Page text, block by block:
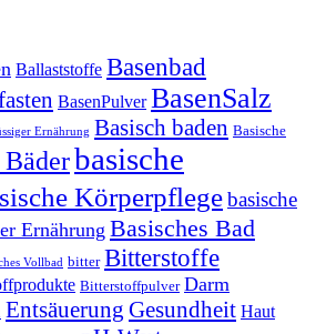
Ballaststoffe Basenbad
BasenPulver BasenSalz
Ernährung Basisch baden Basische
Bäderbasische
Körperpflegebasische
Ernährung Basisches Bad
Vollbad bitter Bitterstoffe
Bitterstoffpulver Darm
Entsäuerung Gesundheit Haut